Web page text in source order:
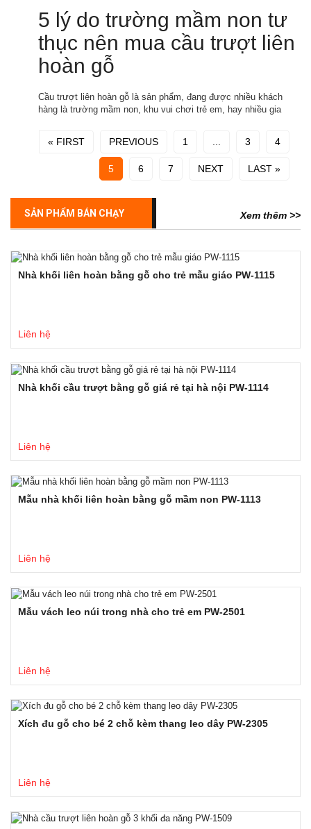
5 lý do trường mầm non tư
thục nên mua cầu trượt liên
hoàn gỗ
Cầu trượt liên hoàn gỗ là sản phẩm, đang được nhiều khách
hàng là trường mầm non, khu vui chơi trẻ em, hay nhiều gia
« FIRST PREVIOUS 1 3 4
5 6 7 NEXT LAST »
SẢN PHẨM BÁN CHẠY Xem thêm >>
Nhà khối liên hoàn bằng gỗ cho trẻ mẫu giáo PW-1115
Liên hệ
Nhà khối cầu trượt bằng gỗ giá rẻ tại hà nội PW-1114
Liên hệ
Mẫu nhà khối liên hoàn bằng gỗ mầm non PW-1113
Liên hệ
Mẫu vách leo núi trong nhà cho trẻ em PW-2501
Liên hệ
Xích đu gỗ cho bé 2 chỗ kèm thang leo dây PW-2305
Liên hệ